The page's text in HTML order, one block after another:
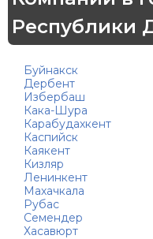
Республики
Буйнакск
Дербент
Избербаш
Кака-Шура
Карабудахкент
Каспийск
Каякент
Кизляр
Ленинкент
Махачкала
Рубас
Семендер
Хасавюрт